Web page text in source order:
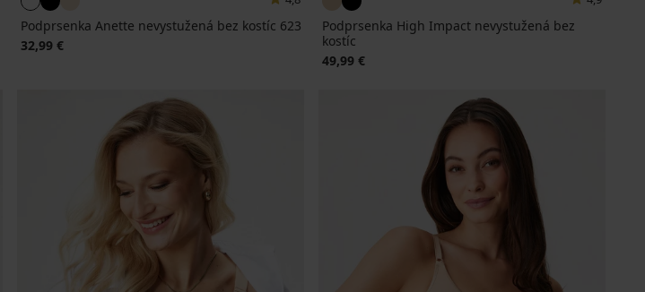
Podprsenka Anette nevystužená bez kostíc 623
32,99 €
Podprsenka High Impact nevystužená bez
kostíc
49,99 €